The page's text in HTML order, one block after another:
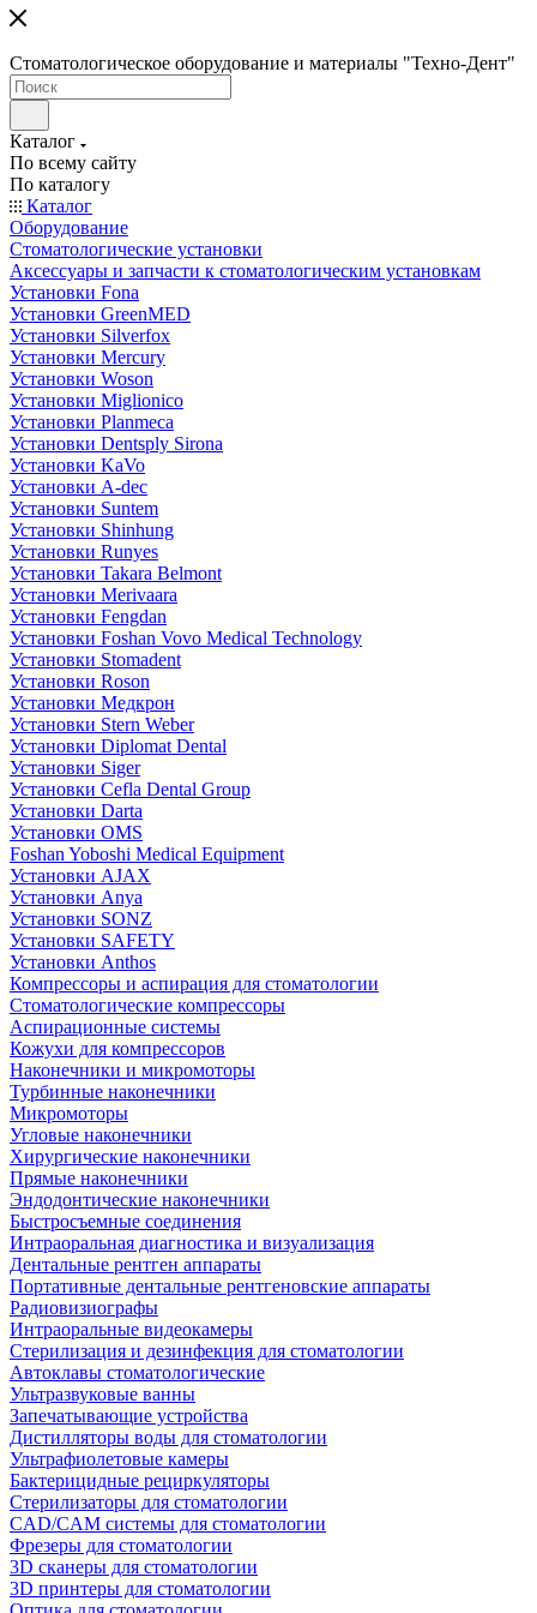
Стоматологическое оборудование и материалы "Техно-Дент"
Каталог
По всему сайту
По каталогу
Каталог
Оборудование
Стоматологические установки
Аксессуары и запчасти к стоматологическим установкам
Установки Fona
Установки GreenMED
Установки Silverfox
Установки Mercury
Установки Woson
Установки Miglionico
Установки Planmeca
Установки Dentsply Sirona
Установки KaVo
Установки A-dec
Установки Suntem
Установки Shinhung
Установки Runyes
Установки Takara Belmont
Установки Merivaara
Установки Fengdan
Установки Foshan Vovo Medical Technology
Установки Stomadent
Установки Roson
Установки Медкрон
Установки Stern Weber
Установки Diplomat Dental
Установки Siger
Установки Cefla Dental Group
Установки Darta
Установки OMS
Foshan Yoboshi Medical Equipment
Установки AJAX
Установки Anya
Установки SONZ
Установки SAFETY
Установки Anthos
Компрессоры и аспирация для стоматологии
Стоматологические компрессоры
Аспирационные системы
Кожухи для компрессоров
Наконечники и микромоторы
Турбинные наконечники
Микромоторы
Угловые наконечники
Хирургические наконечники
Прямые наконечники
Эндодонтические наконечники
Быстросъемные соединения
Интраоральная диагностика и визуализация
Дентальные рентген аппараты
Портативные дентальные рентгеновские аппараты
Радиовизиографы
Интраоральные видеокамеры
Стерилизация и дезинфекция для стоматологии
Автоклавы стоматологические
Ультразвуковые ванны
Запечатывающие устройства
Дистилляторы воды для стоматологии
Ультрафиолетовые камеры
Бактерицидные рециркуляторы
Стерилизаторы для стоматологии
CAD/CAM системы для стоматологии
Фрезеры для стоматологии
3D cканеры для стоматологии
3D принтеры для стоматологии